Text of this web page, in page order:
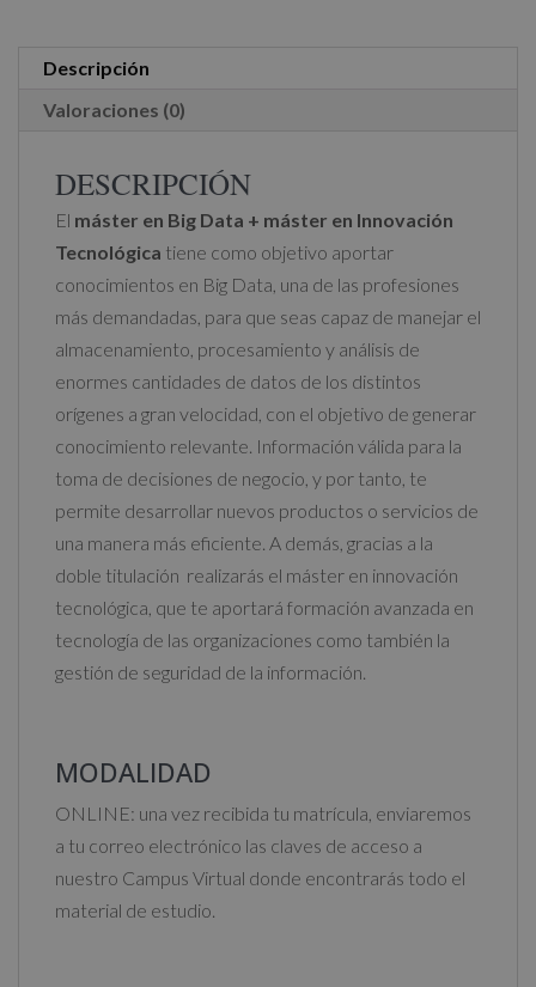
Descripción
Valoraciones (0)
DESCRIPCIÓN
El máster en Big Data + máster en Innovación
Tecnológica tiene como objetivo aportar
conocimientos en Big Data, una de las profesiones
más demandadas, para que seas capaz de manejar el
almacenamiento, procesamiento y análisis de
enormes cantidades de datos de los distintos
orígenes a gran velocidad, con el objetivo de generar
conocimiento relevante. Información válida para la
toma de decisiones de negocio, y por tanto, te
permite desarrollar nuevos productos o servicios de
una manera más eficiente. A demás, gracias a la
doble titulación realizarás el máster en innovación
tecnológica, que te aportará formación avanzada en
tecnología de las organizaciones como también la
gestión de seguridad de la información.
MODALIDAD
ONLINE: una vez recibida tu matrícula, enviaremos
a tu correo electrónico las claves de acceso a
nuestro Campus Virtual donde encontrarás todo el
material de estudio.